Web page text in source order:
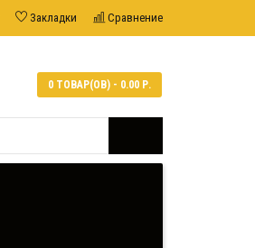
Закладки Сравнение
0 ТОВАР(ОВ) - 0.00 Р.